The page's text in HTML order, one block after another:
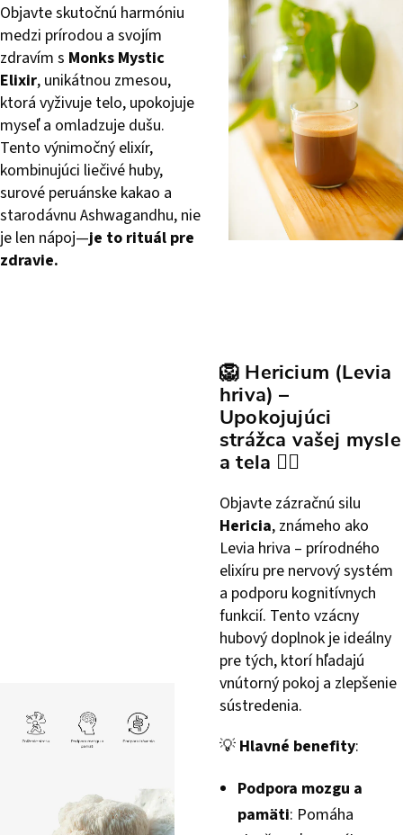
Objavte skutočnú harmóniu
medzi prírodou a svojím
zdravím s Monks Mystic
Elixir, unikátnou zmesou,
ktorá vyživuje telo, upokojuje
myseľ a omladzuje dušu.
Tento výnimočný elixír,
kombinujúci liečivé huby,
surové peruánske kakao a
starodávnu Ashwagandhu, nie
je len nápoj—je to rituál pre
zdravie.
🦁 Hericium (Levia
hriva) –
Upokojujúci
strážca vašej mysle
a tela 🧘‍♂️
Objavte zázračnú silu
Hericia, známeho ako
Levia hriva – prírodného
elixíru pre nervový systém
a podporu kognitívnych
funkcií. Tento vzácny
hubový doplnok je ideálny
pre tých, ktorí hľadajú
vnútorný pokoj a zlepšenie
sústredenia.
💡 Hlavné benefity:
Podpora mozgu a
pamäti: Pomáha